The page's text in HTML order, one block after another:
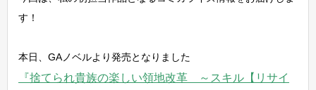
す！
本日、GAノベルより発売となりました
『捨てられ貴族の楽しい領地改革 ～スキル【リサイ